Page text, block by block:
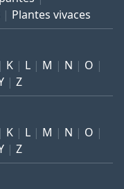
Plantes vivaces
K L M N
O
Z
K L M N
O
Z